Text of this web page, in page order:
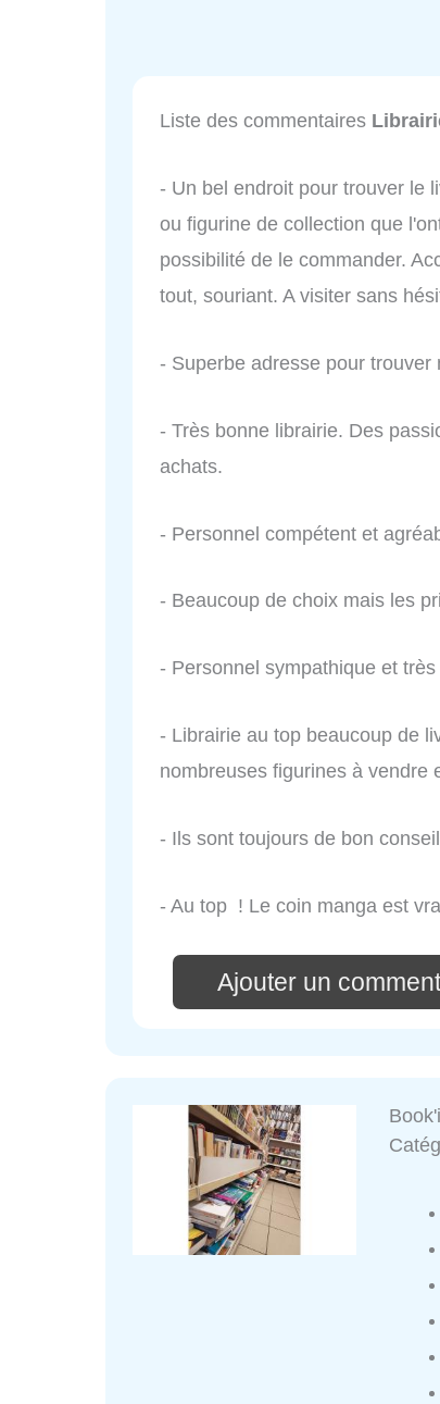
Liste des commentaires
- Un bel endroit pour trouver le
ou figurine de collection que
possibilité de le commander.
tout, souriant. A visiter sans
- Superbe adresse pour
- Très bonne librairie. Des
achats.
- Personnel compétent et
- Beaucoup de choix mais les
- Personnel sympathique et
- Librairie au top beaucoup de
nombreuses figurines à vendre
- Ils sont toujours de bon
- Au top ! Le coin manga est
Ajouter un